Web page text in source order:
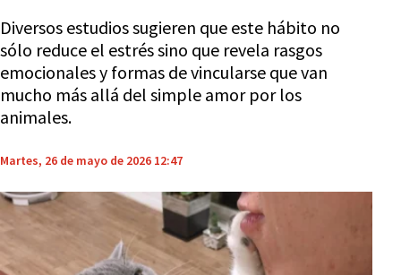
Diversos estudios sugieren que este hábito no
sólo reduce el estrés sino que revela rasgos
emocionales y formas de vincularse que van
mucho más allá del simple amor por los
animales.
Martes, 26 de mayo de 2026 12:47